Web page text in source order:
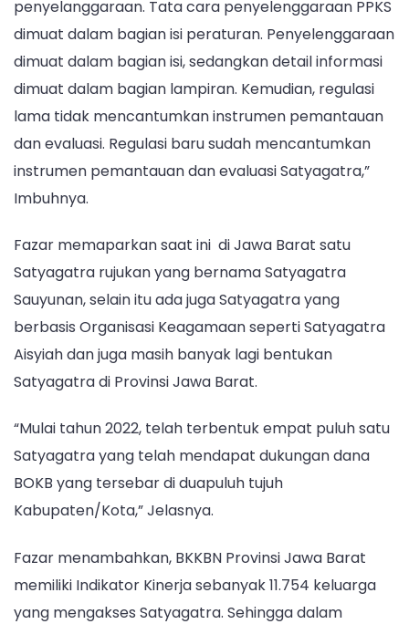
penyelanggaraan. Tata cara penyelenggaraan PPKS
dimuat dalam bagian isi peraturan. Penyelenggaraan
dimuat dalam bagian isi, sedangkan detail informasi
dimuat dalam bagian lampiran. Kemudian, regulasi
lama tidak mencantumkan instrumen pemantauan
dan evaluasi. Regulasi baru sudah mencantumkan
instrumen pemantauan dan evaluasi Satyagatra,”
Imbuhnya.
Fazar memaparkan saat ini di Jawa Barat satu
Satyagatra rujukan yang bernama Satyagatra
Sauyunan, selain itu ada juga Satyagatra yang
berbasis Organisasi Keagamaan seperti Satyagatra
Aisyiah dan juga masih banyak lagi bentukan
Satyagatra di Provinsi Jawa Barat.
“Mulai tahun 2022, telah terbentuk empat puluh satu
Satyagatra yang telah mendapat dukungan dana
BOKB yang tersebar di duapuluh tujuh
Kabupaten/Kota,” Jelasnya.
Fazar menambahkan, BKKBN Provinsi Jawa Barat
memiliki Indikator Kinerja sebanyak 11.754 keluarga
yang mengakses Satyagatra. Sehingga dalam